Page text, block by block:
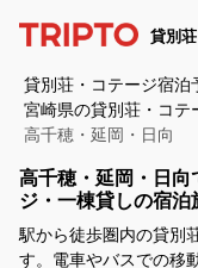
貸別
貸別荘・コテージ宿泊
宮崎県の貸別荘・コ
高千穂・延岡・日向
高千穂・延岡・日
ジ・一棟貸しの宿泊
駅から徒歩圏内の貸別
す。電車やバスでの移